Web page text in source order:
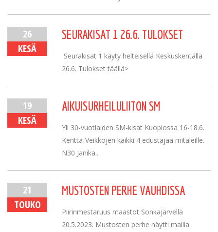
26
KESÄ
SEURAKISAT 1 26.6. TULOKSET
Seurakisat 1 käyty helteisellä Keskuskentällä
26.6. Tulokset täällä>
19
KESÄ
AIKUISURHEILULIITON SM
Yli 30-vuotiaiden SM-kisat Kuopiossa 16-18.6.
Kenttä-Veikkojen kaikki 4 edustajaa mitaleille.
N30 Janika...
21
TOUKO
MUSTOSTEN PERHE VAUHDISSA
Piirinmestaruus maastot Sonkajärvellä
20.5.2023. Mustosten perhe näytti mallia